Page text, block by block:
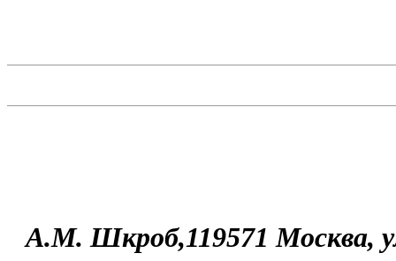
А.М. Шкроб,119571 Москва,